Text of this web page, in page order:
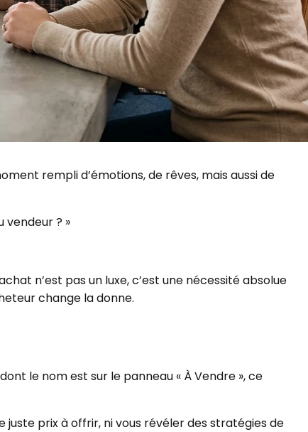
rempli d’émotions, de rêves, mais aussi de
? »
n’est pas un luxe, c’est une nécessité absolue
change la donne.
le nom est sur le panneau « À Vendre », ce
juste prix à offrir, ni vous révéler des stratégies de